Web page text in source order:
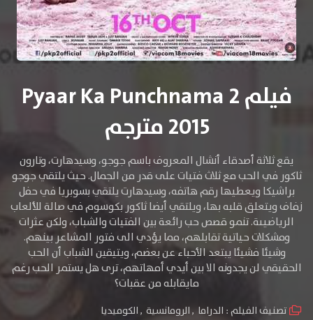
فيلم Pyaar Ka Punchnama 2
2015 مترجم
يقع ثلاثة أصدقاء أنشال المعروف باسم جوجو، وسيدهارت، وتارون
ثاكور في الحب مع ثلاث فتيات على قدر من الجمال. حيث يلتقي جوجو
براشيكا ويعطيها رقم هاتفه، وسيدهارت يلتقي بسوبريا في حفل
زفاف ويتعلق قلبه بها، ويلتقي أيضا ثاكور بكوسوم في صالة للألعاب
الرياضيىة. تنمو قصص حب رائعة بين الفتيات والشباب، ولكن عثرات
ومشكلات حياتية تقابلهم، مما يؤدي الى فتور المشاعر بينهم.
وشيئا فشيئا يبتعد الأحباء عن بعضم، ويتيقين الشباب أن الحب
الحقيقي لن يجدونه الا بين أيدي أمهاتهم، ترى هل يستمر الحب رغم
مايقابله من عقبات؟
تصنيف الفيلم : الدراما ,الرومانسية ,الكوميديا